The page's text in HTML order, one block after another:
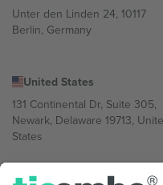
Unter den Linden 24, 10117
Berlin, Germany
United States
131 Continental Dr, Suite 305,
Newark, Delaware 19713,
States
Bulgaria